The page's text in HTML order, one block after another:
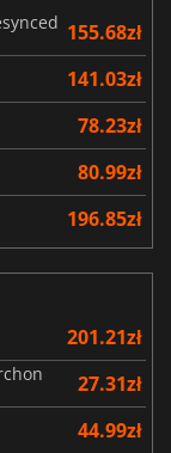
155.68zł
141.03zł
78.23zł
80.99zł
196.85zł
201.21zł
27.31zł
44.99zł